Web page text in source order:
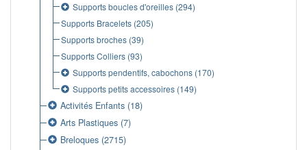
Supports boucles d'oreilles(294)
Supports Bracelets(205)
Supports broches(39)
Supports Colliers(93)
Supports pendentifs, cabochons(170)
Supports petits accessoires(149)
Activités Enfants (18)
Arts Plastiques (7)
Breloques (2715)